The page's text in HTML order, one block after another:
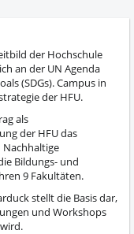
der Hochschule
an der UN Agenda
(SDGs). Campus in
der HFU.
als
der HFU das
Bildungs- und
9 Fakultäten.
stellt die Basis dar,
und Workshops